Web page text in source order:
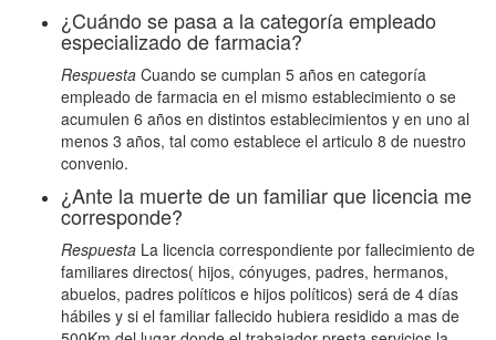
¿Cuándo se pasa a la categoría empleado
especializado de farmacia?
Respuesta Cuando se cumplan 5 años en categoría
empleado de farmacia en el mismo establecimiento o se
acumulen 6 años en distintos establecimientos y en uno al
menos 3 años, tal como establece el articulo 8 de nuestro
convenio.
¿Ante la muerte de un familiar que licencia me
corresponde?
Respuesta La licencia correspondiente por fallecimiento de
familiares directos( hijos, cónyuges, padres, hermanos,
abuelos, padres políticos e hijos políticos) será de 4 días
hábiles y si el familiar fallecido hubiera residido a mas de